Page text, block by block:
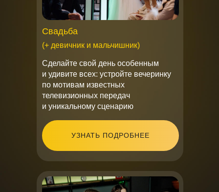
Свадьба
Сделайте свой день особенным
и удивите всех: устройте вечеринку
по мотивам известных
телевизионных передач
и уникальному сценарию
УЗНАТЬ ПОДРОБНЕЕ
(+ девичник и мальчишник)